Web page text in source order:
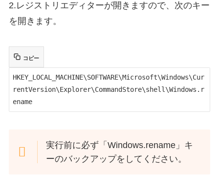
2.レジストリエディターが開きますので、次のキー
を開きます。
コピー
HKEY_LOCAL_MACHINE\SOFTWARE\Microsoft\Windows\Cur
rentVersion\Explorer\CommandStore\shell\Windows.r
ename
実行前に必ず「Windows.rename」キ
ーのバックアップをしてください。